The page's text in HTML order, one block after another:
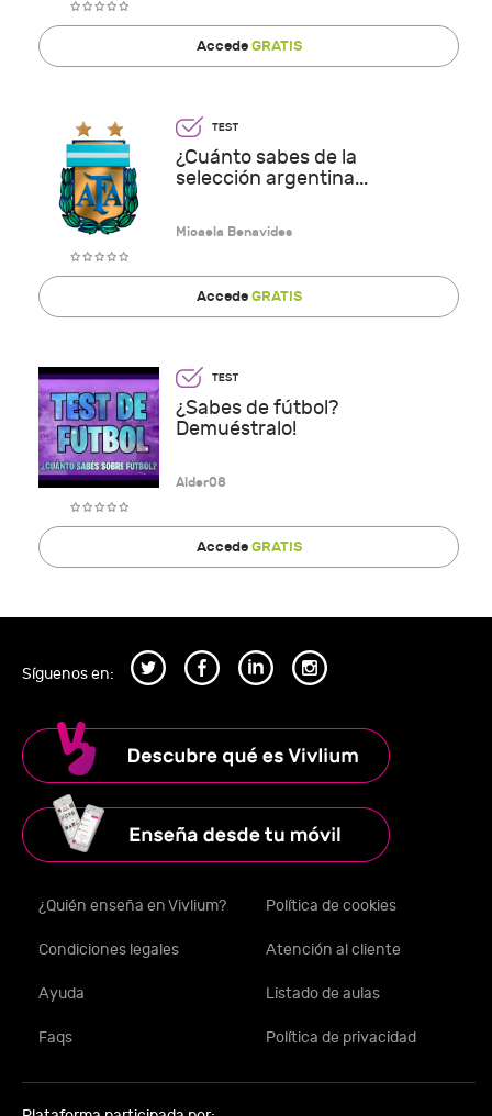
AccedeGRATIS
¿Cuánto sabes de la
selección argentina...
Micaela Benavides
AccedeGRATIS
¿Sabes de fútbol?
Demuéstralo!
Alder08
AccedeGRATIS
Síguenos en:
¿Quién enseña en Vivlium? Política de cookies
Condiciones legales Atención al cliente
Ayuda Listado de aulas
Faqs Política de privacidad